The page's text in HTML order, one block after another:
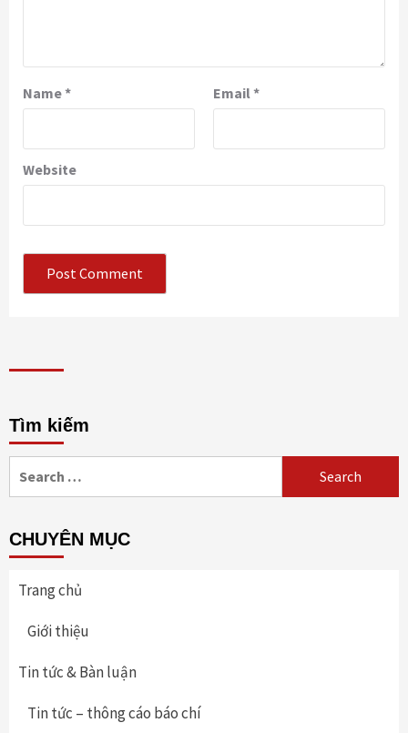
Name* Email *
Website
Tìm kiếm
for:
CHUYÊN MỤC
Trang chủ
Giới thiệu
Tin tức & Bàn luận
Tin tức – thông cáo báo chí